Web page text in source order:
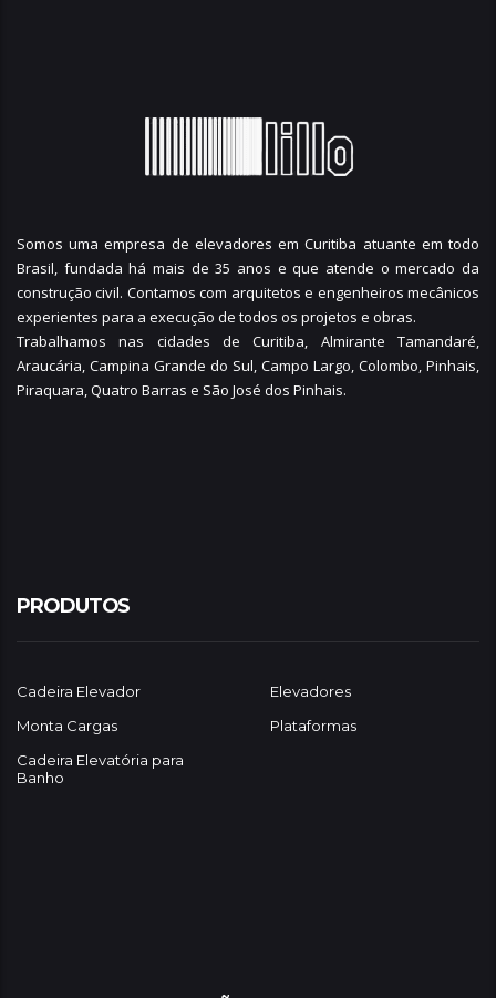
Somos uma empresa de elevadores em Curitiba atuante em todo
Brasil, fundada há mais de 35 anos e que atende o mercado da
construção civil. Contamos com arquitetos e engenheiros mecânicos
experientes para a execução de todos os projetos e obras.
Trabalhamos nas cidades de Curitiba, Almirante Tamandaré,
Araucária, Campina Grande do Sul, Campo Largo, Colombo, Pinhais,
Piraquara,Quatro Barras e São José dos Pinhais.
PRODUTOS
Cadeira Elevador
Elevadores
Monta Cargas
Plataformas
Cadeira Elevatória para
Banho